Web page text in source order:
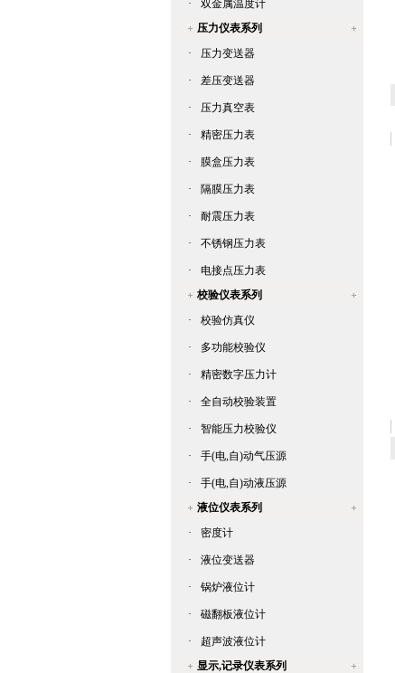
·
双金属温度计
压力仪表系列
·
压力变送器
· 差压变送器
· 压力真空表
· 精密压力表
· 膜盒压力表
· 隔膜压力表
· 耐震压力表
· 不锈钢压力表
·
电接点压力表
校验仪表系列
·
校验仿真仪
· 多功能校验仪
· 精密数字压力计
· 全自动校验装置
· 智能压力校验仪
· 手(电,自)动气压源
·
手(电,自)动液压源
液位仪表系列
·
密度计
· 液位变送器
· 锅炉液位计
· 磁翻板液位计
·
超声波液位计
显示,记录仪表系列